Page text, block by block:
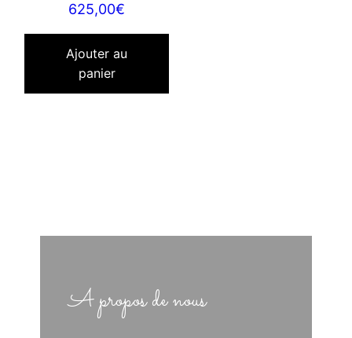
625,00€
Ajouter au
panier
A propos de nous